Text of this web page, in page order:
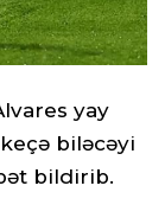
yay
biləcəyi
bildirib.